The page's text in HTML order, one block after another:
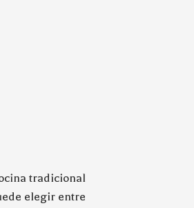
tradicional
elegir entre